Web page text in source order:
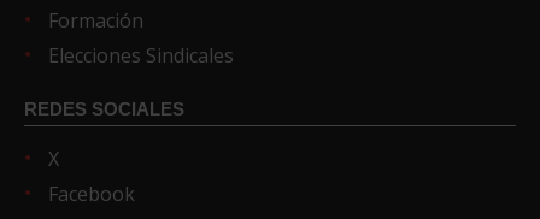
Formación
Elecciones Sindicales
REDES SOCIALES
X
Facebook